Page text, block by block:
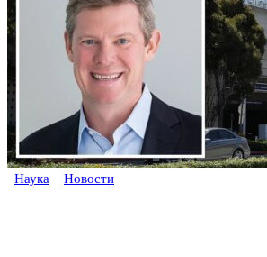
Наука Новости